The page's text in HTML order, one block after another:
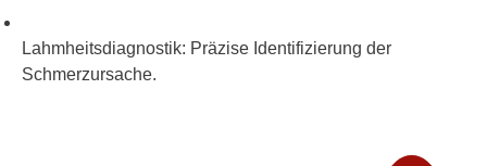
Lahmheitsdiagnostik: Präzise Identifizierung der
Schmerzursache.